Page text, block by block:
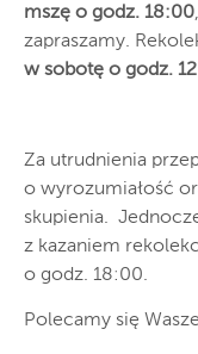
mszę o godz. 18:00
zapraszamy.
w sobotę o godz.
Za utrudnienia
o wyrozumiałość
skupienia.
z kazaniem
o godz. 18:00.
Polecamy się